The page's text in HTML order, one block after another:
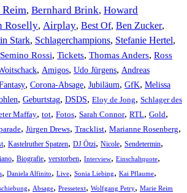
, Bernhard Brink, Howard
Roselly, Airplay, Best Of, Ben Zucker,
Stark, Schlagerchampions, Stefanie Hertel,
Semino Rossi, Tickets, Thomas Anders, Ross
, Amigos, Udo Jürgens, Andreas
, Corona-Absage, Jubiläum, GfK, Melissa
, Geburtstag, DSDS, Eloy de Jong, Schlager des
Maffay, tot, Fotos, Sarah Connor, RTL, Gold,
, Jürgen Drews, Tracklist, Marianne Rosenberg,
, Kastelruther Spatzen, DJ Ötzi, Nicole, Sendetermin,
, Biografie, verstorben, Interview, Einschaltquote,
, Daniela Alfinito, Live, Sonia Liebing, Kai Pflaume,
, Absage, Pressetext, Wolfgang Petry, Marie Reim